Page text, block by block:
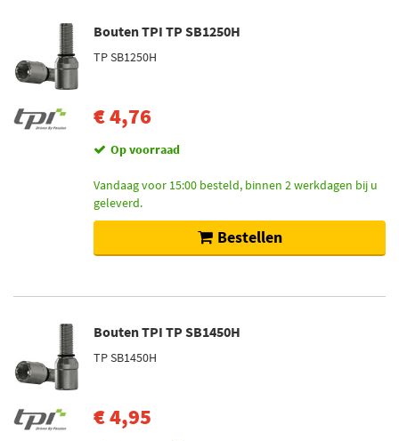
Bouten TPI TP SB1250H
TP SB1250H
€ 4,76
Op voorraad
Vandaag voor 15:00 besteld, binnen 2 werkdagen bij u
geleverd.
Bestellen
Bouten TPI TP SB1450H
TP SB1450H
€ 4,95